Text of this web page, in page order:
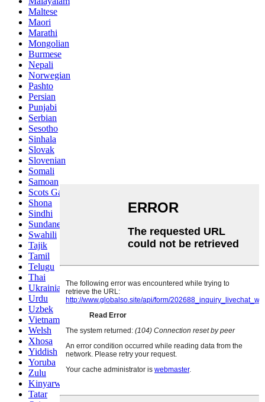
Maltese
Maori
Marathi
Mongolian
Burmese
Nepali
Norwegian
Pashto
Persian
Punjabi
Serbian
Sesotho
Sinhala
Slovak
Slovenian
Somali
Samoan
Scots Gaelic
Shona
Sindhi
Sundanese
Swahili
Tajik
Tamil
Telugu
Thai
Ukrainian
Urdu
Uzbek
Vietnamese
Welsh
Xhosa
Yiddish
Yoruba
Zulu
Kinyarwanda
Tatar